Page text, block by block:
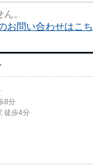
。
お問い合わせはこち
8分
徒歩4分